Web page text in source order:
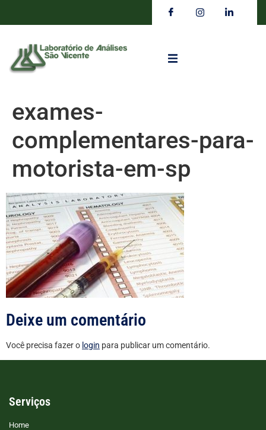
exames-
complementares-para-
motorista-em-sp
Deixe um comentário
Você precisa fazer o login para publicar um comentário.
Serviços
Home